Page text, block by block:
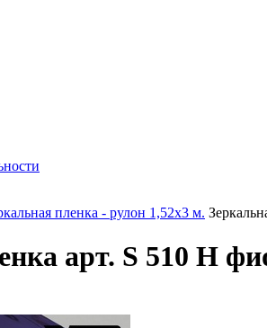
пленка - рулон 1,52х3 м.
арт. S 510 H